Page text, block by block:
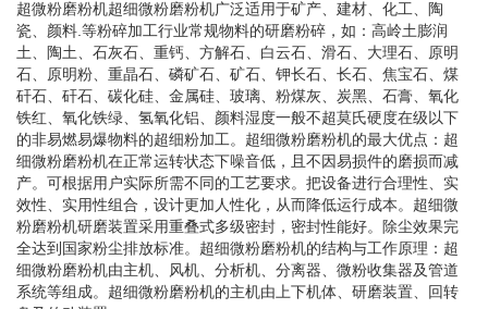
超微粉磨粉机超细微粉磨粉机广泛适用于矿产、建材、化工、陶
瓷、颜料.等粉碎加工行业常规物料的研磨粉碎，如：高岭土膨润
土、陶土、石灰石、重钙、方解石、白云石、滑石、大理石、原明
石、原明粉、重晶石、磷矿石、矿石、钾长石、长石、焦宝石、煤
矸石、矸石、碳化硅、金属硅、玻璃、粉煤灰、炭黑、石膏、氧化
铁红、氧化铁绿、氢氧化铝、颜料湿度一般不超莫氏硬度在级以下
的非易燃易爆物料的超细粉加工。超细微粉磨粉机的最大优点：超
细微粉磨粉机在正常运转状态下噪音低，且不因易损件的磨损而减
产。可根据用户实际所需不同的工艺要求。把设备进行合理性、实
效性、实用性组合，设计更加人性化，从而降低运行成本。超细微
粉磨粉机研磨装置采用重叠式多级密封，密封性能好。除尘效果完
全达到国家粉尘排放标准。超细微粉磨粉机的结构与工作原理：超
细微粉磨粉机由主机、风机、分析机、分离器、微粉收集器及管道
系统等组成。超细微粉磨粉机的主机由上下机体、研磨装置、回转